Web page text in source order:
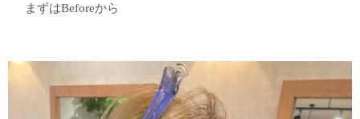
まずはBeforeから